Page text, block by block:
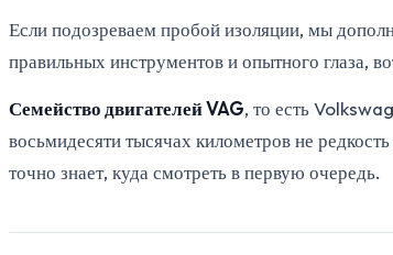
Если подозреваем пробой изоляции, мы
правильных инструментов и опытного глаза,
Семейство двигателей VAG, то есть
восьмидесяти тысячах километров не
точно знает, куда смотреть в первую очередь.